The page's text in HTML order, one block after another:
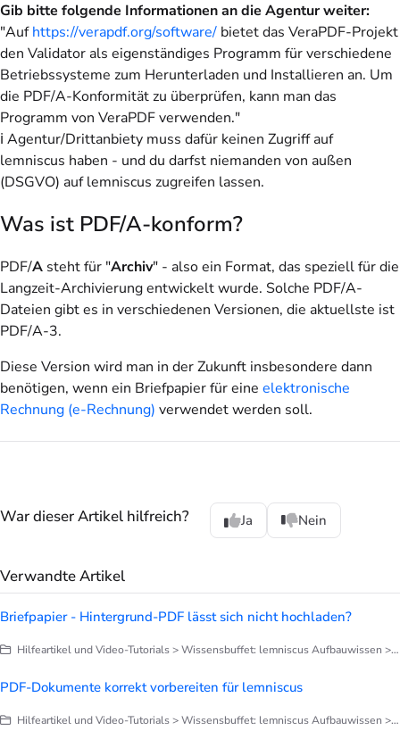
Gib bitte folgende Informationen an die Agentur weiter:
"Aufhttps://verapdf.org/software/ bietet das VeraPDF-Projekt
den Validator als eigenständiges Programm für verschiedene
Betriebssysteme zum Herunterladen und Installieren an. Um
die PDF/A-Konformität zu überprüfen, kann man das
Programm von VeraPDF verwenden."
ℹ️ Agentur/Drittanbiety muss dafür keinen Zugriffauf
lemniscus haben - und du darfst niemanden von außen
(DSGVO) auf lemniscus zugreifen lassen.
Was ist PDF/A-konform?
PDF/A steht für "Archiv" - also ein Format, das speziell für die
Langzeit-Archivierung entwickelt wurde. Solche PDF/A-
Dateien gibt es in verschiedenen Versionen, die aktuellste ist
PDF/A-3.
Diese Version wird man in der Zukunft insbesondere dann
benötigen, wenn ein Briefpapier für eine elektronische
Rechnung (e-Rechnung) verwendet werden soll.
War dieser Artikel hilfreich? Ja Nein
Verwandte Artikel
Briefpapier - Hintergrund-PDF lässt sich nicht hochladen?
Hilfeartikel und Video-Tutorials > Wissensbuffet: lemniscus Aufbauwissen > Briefe, Notizen, Dokumentation > Briefpapier anpassen
PDF-Dokumente korrekt vorbereiten für lemniscus
Hilfeartikel und Video-Tutorials > Wissensbuffet: lemniscus Aufbauwissen > Briefe, Notizen, Dokumentation